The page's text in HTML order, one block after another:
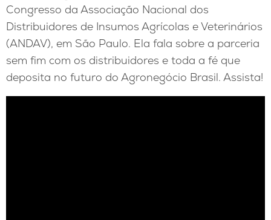
Congresso da Associação Nacional dos
Distribuidores de Insumos Agrícolas e Veterinários
(ANDAV), em São Paulo. Ela fala sobre a parceria
sem fim com os distribuidores e toda a fé que
deposita no futuro do Agronegócio Brasil. Assista!